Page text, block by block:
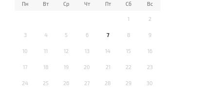
Пн Вт Ср Чт Пт Сб Вс
1 2
3 4 5 6 7 8 9
10 11 12 13 14 15 16
17 18 19 20 21 22 23
24 25 26 27 28 29 30